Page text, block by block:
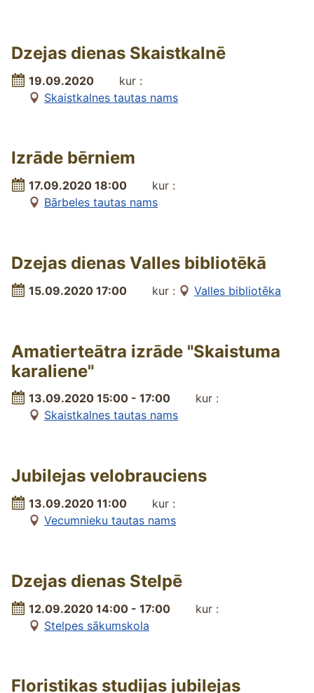
Dzejas dienas Skaistkalnē
19.09.2020
kur :
Skaistkalnes tautas nams
Izrāde bērniem
17.09.2020 18:00
kur :
Bārbeles tautas nams
Dzejas dienas Valles bibliotēkā
15.09.2020 17:00 kur : Valles bibliotēka
Amatierteātra izrāde "Skaistuma
karaliene"
13.09.2020 15:00 - 17:00
kur :
Skaistkalnes tautas nams
Jubilejas velobrauciens
13.09.2020 11:00
kur :
Vecumnieku tautas nams
Dzejas dienas Stelpē
12.09.2020 14:00 - 17:00
kur :
Stelpes sākumskola
Floristikas studijas jubilejas